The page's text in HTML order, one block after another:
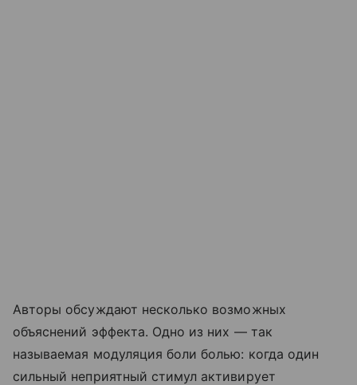
Авторы обсуждают несколько возможных
объяснений эффекта. Одно из них — так
называемая модуляция боли болью: когда один
сильный неприятный стимул активирует